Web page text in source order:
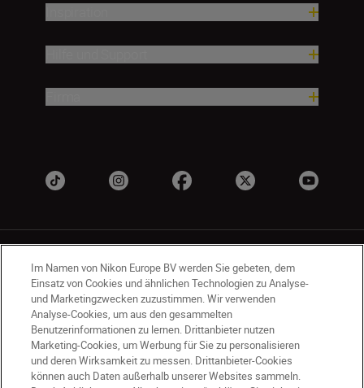
CH Nikon Sites
Kontaktieren Sie uns
Datenschutzhinweis
Nutzungsbedingungen
Geschäftsbedingungen des Nikon Stores
Im Namen von Nikon Europe BV werden Sie gebeten, dem
Einsatz von Cookies und ähnlichen Technologien zu Analyse-
und Marketingzwecken zuzustimmen. Wir verwenden
Analyse-Cookies, um aus den gesammelten
Benutzerinformationen zu lernen. Drittanbieter nutzen
Marketing-Cookies, um Werbung für Sie zu personalisieren
und deren Wirksamkeit zu messen. Drittanbieter-Cookies
können auch Daten außerhalb unserer Websites sammeln.